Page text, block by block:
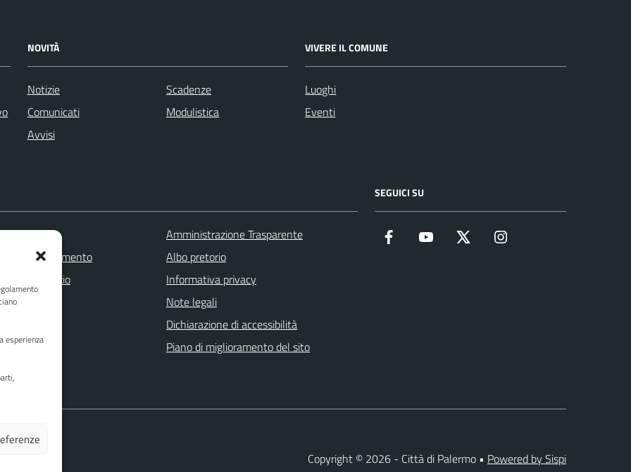
esperienza
NOVITÀ
Notizie
Comunicati
Avvisi
Scadenze
Modulistica
VIVERE IL COMUNE
Luoghi
Eventi
appuntamento
disservizio
Amministrazione Trasparente
Albo pretorio
Informativa privacy
Note legali
Dichiarazione di accessibilità
Piano di miglioramento del sito
SEGUICI SU
Facebook YouTube Twitter
Copyright © 2026 - Città di Palermo • Powered by Sispi